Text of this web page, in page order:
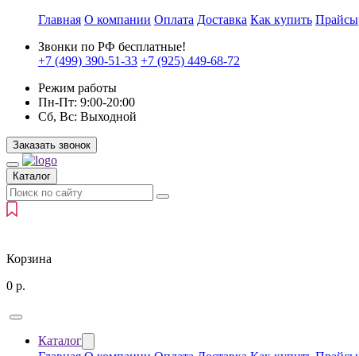
Главная О компании Оплата Доставка Как купить Прайсы
Звонки по РФ бесплатные!
+7 (499) 390-51-33 +7 (925) 449-68-72
Режим работы
Пн-Пт: 9:00-20:00
Сб, Вс: Выходной
Заказать звонок
Каталог
Корзина
0 р.
Каталог